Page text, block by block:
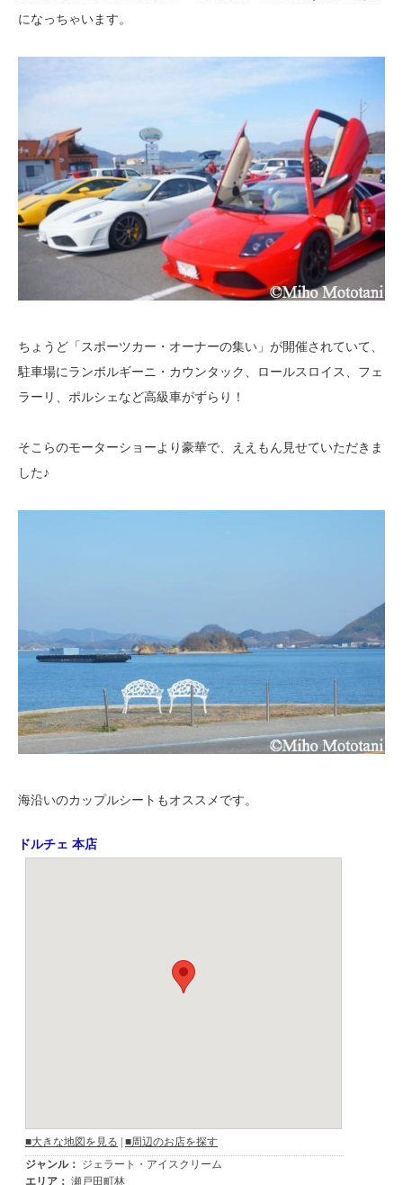
になっちゃいます。
ちょうど「スポーツカー・オーナーの集い」が開催されていて、
駐車場にランボルギーニ・カウンタック、ロールスロイス、フェ
ラーリ、ポルシェなど高級車がずらり！
そこらのモーターショーより豪華で、ええもん見せていただきま
した♪
海沿いのカップルシートもオススメです。
ドルチェ 本店